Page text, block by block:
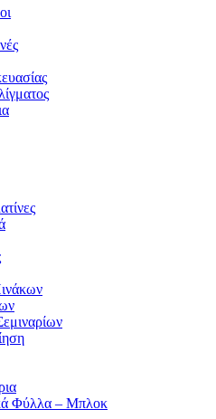
Φύλλα – Μπλοκ